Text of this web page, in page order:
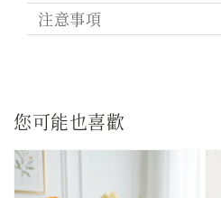
注意事項
您可能也喜歡